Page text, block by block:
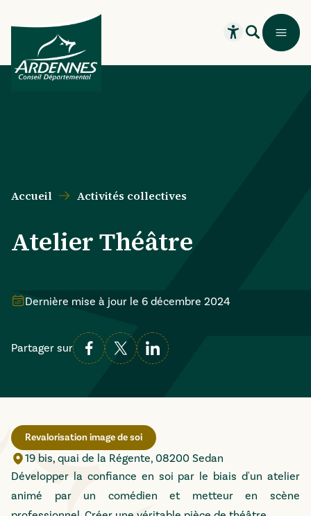
Recherche
Ouvrir leMenu
Accueil Activités collectives
Atelier Théâtre
Dernière mise à jour le 6 décembre 2024
Partager sur
Revalorisation image de soi
19 bis, quai de la Régente, 08200 Sedan
Développer la confiance en soi par le biais d'un atelier
animé par un comédien et metteur en scène